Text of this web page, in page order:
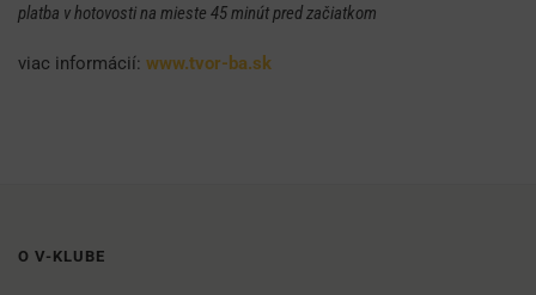
platba v hotovosti na mieste 45 minút pred začiatkom
viac informácií: www.tvor-ba.sk
O V-KLUBE